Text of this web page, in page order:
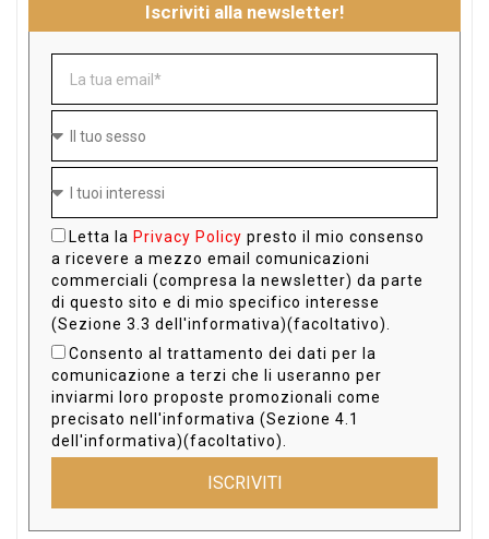
Iscriviti alla newsletter!
Letta la Privacy Policy presto il mio consenso
a ricevere a mezzo email comunicazioni
commerciali (compresa la newsletter) da parte
di questo sito e di mio specifico interesse
(Sezione 3.3 dell'informativa)(facoltativo).
Consento al trattamento dei dati per la
comunicazione a terzi che li useranno per
inviarmi loro proposte promozionali come
precisato nell'informativa (Sezione 4.1
dell'informativa)(facoltativo).
ISCRIVITI